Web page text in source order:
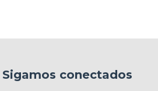
Sigamos conectados